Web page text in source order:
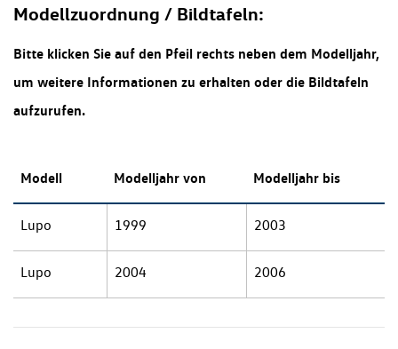
Modellzuordnung / Bildtafeln:
Bitte klicken Sie auf den Pfeil rechts neben dem Modelljahr,
um weitere Informationen zu erhalten oder die Bildtafeln
aufzurufen.
Modell Modelljahr von Modelljahr bis
Lupo 1999 2003
Lupo 2004 2006